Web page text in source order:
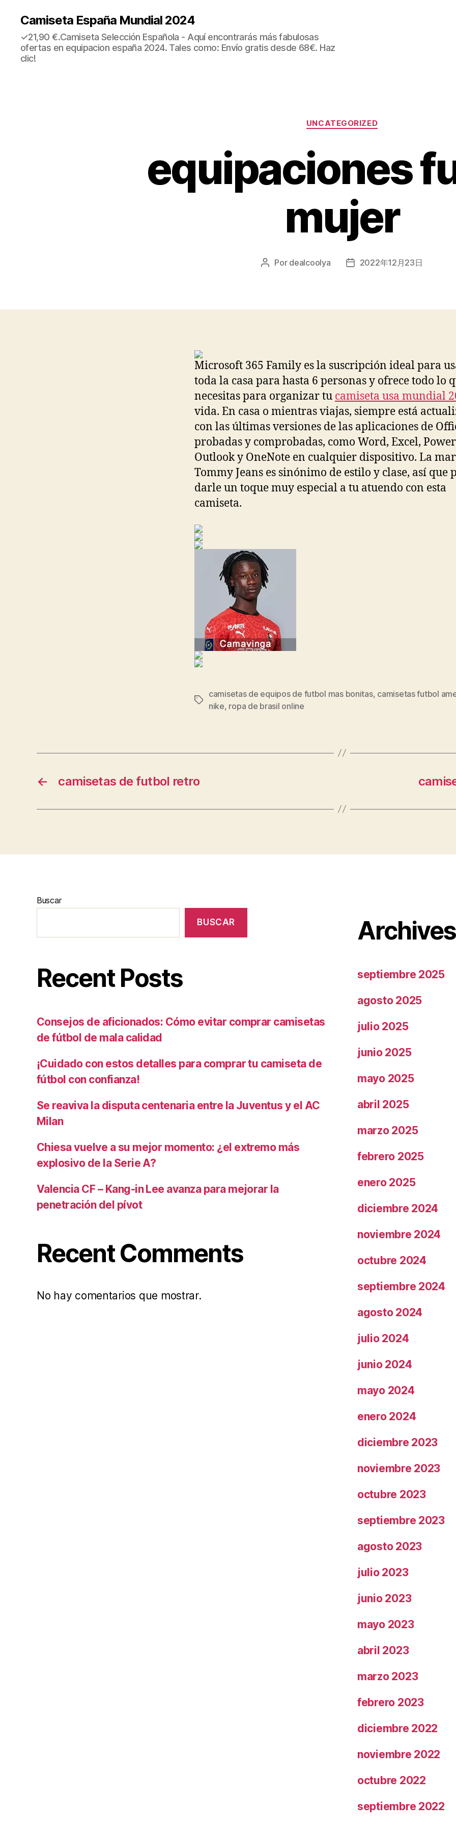
Camiseta España Mundial 2024
✓21,90 €.Camiseta Selección Española - Aquí encontrarás más fabulosas
ofertas en equipacion españa 2024. Tales como: Envío gratis desde 68€. Haz
clic!
Categorías
UNCATEGORIZED
equipaciones
mujer
Autor
Por dealcoolya
Fecha2022年12月23日
Microsoft 365 Family es la suscripción ideal para
toda la casa para hasta 6 personas y ofrece todo lo
necesitas para organizar tu camiseta usa mundial
vida. En casa o mientras viajas, siempre está
con las últimas versiones de las aplicaciones de
probadas y comprobadas, como Word, Excel,
Outlook y OneNote en cualquier dispositivo. La
Tommy Jeans es sinónimo de estilo y clase, así que
darle un toque muy especial a tu atuendo con esta
camiseta.
Etiquetas
camisetas de equipos de futbol mas bonitas, camisetas futbol
nike, ropa de brasil online
← camisetas de futbol retro
Buscar
BUSCAR
Recent Posts
Consejos de aficionados: Cómo evitar comprar camisetas
de fútbol de mala calidad
¡Cuidado con estos detalles para comprar tu camiseta de
fútbol con confianza!
Se reaviva la disputa centenaria entre la Juventus y el AC
Milan
Chiesa vuelve a su mejor momento: ¿el extremo más
explosivo de la Serie A?
Valencia CF – Kang-in Lee avanza para mejorar la
penetración del pívot
Recent Comments
No hay comentarios que mostrar.
Archives
septiembre 2025
agosto 2025
julio 2025
junio 2025
mayo 2025
abril 2025
marzo 2025
febrero 2025
enero 2025
diciembre 2024
noviembre 2024
octubre 2024
septiembre 2024
agosto 2024
julio 2024
junio 2024
mayo 2024
enero 2024
diciembre 2023
noviembre 2023
octubre 2023
septiembre 2023
agosto 2023
julio 2023
junio 2023
mayo 2023
abril 2023
marzo 2023
febrero 2023
diciembre 2022
noviembre 2022
octubre 2022
septiembre 2022